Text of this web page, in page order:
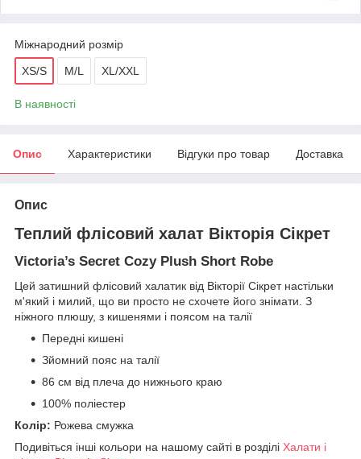
Міжнародний розмір
XS/S M/L XL/XXL
В наявності
Опис Характеристики Відгуки про товар Доставка
Опис
Теплий флісовий халат Вікторія Сікрет
Victoria’s Secret Cozy Plush Short Robe
Цей затишний флісовий халатик від Вікторії Сікрет настільки
м'який і милий, що ви просто не схочете його знімати. З
ніжного плюшу, з кишенями і поясом на талії
Передні кишені
Зйомний пояс на талії
86 см від плеча до нижнього краю
100% поліестер
Колір: Рожева смужка
Подивіться інші кольори на нашому сайті в розділі Халати і